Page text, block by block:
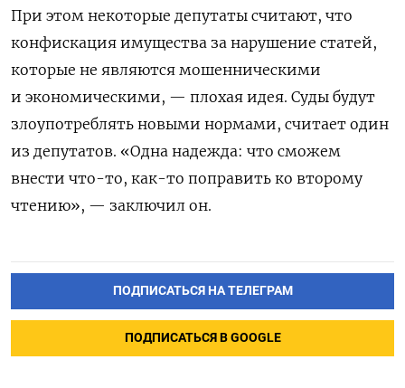
При этом некоторые депутаты считают, что
конфискация имущества за нарушение статей,
которые не являются мошенническими
и экономическими, — плохая идея. Суды будут
злоупотреблять новыми нормами, считает один
из депутатов. «Одна надежда: что сможем
внести что-то, как-то поправить ко второму
чтению», — заключил он.
ПОДПИСАТЬСЯ НА ТЕЛЕГРАМ
ПОДПИСАТЬСЯ В GOOGLE